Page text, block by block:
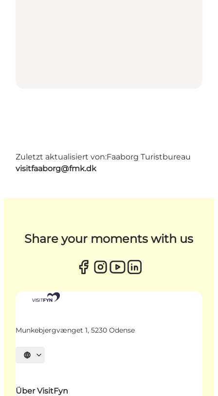
Zuletzt aktualisiert von:Faaborg Turistbureau
visitfaaborg@fmk.dk
Share your moments with us
Munkebjergvænget 1, 5230 Odense
Sprache auswählen
Über VisitFyn